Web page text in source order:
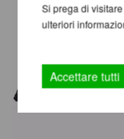
Si prega di
ulteriori
Accettare tutti